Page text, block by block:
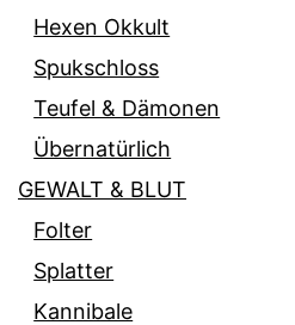
Hexen Okkult
Spukschloss
Teufel & Dämonen
Übernatürlich
GEWALT & BLUT
Folter
Splatter
Kannibale